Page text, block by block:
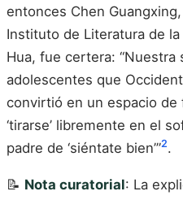
entonces Chen
Instituto de Literatura de
Hua, fue certera: “Nuestra
adolescentes que
convirtió en un espacio de
‘tirarse’ libremente en el
padre de ‘siéntate bien’”2.
📝 Nota curatorial: La